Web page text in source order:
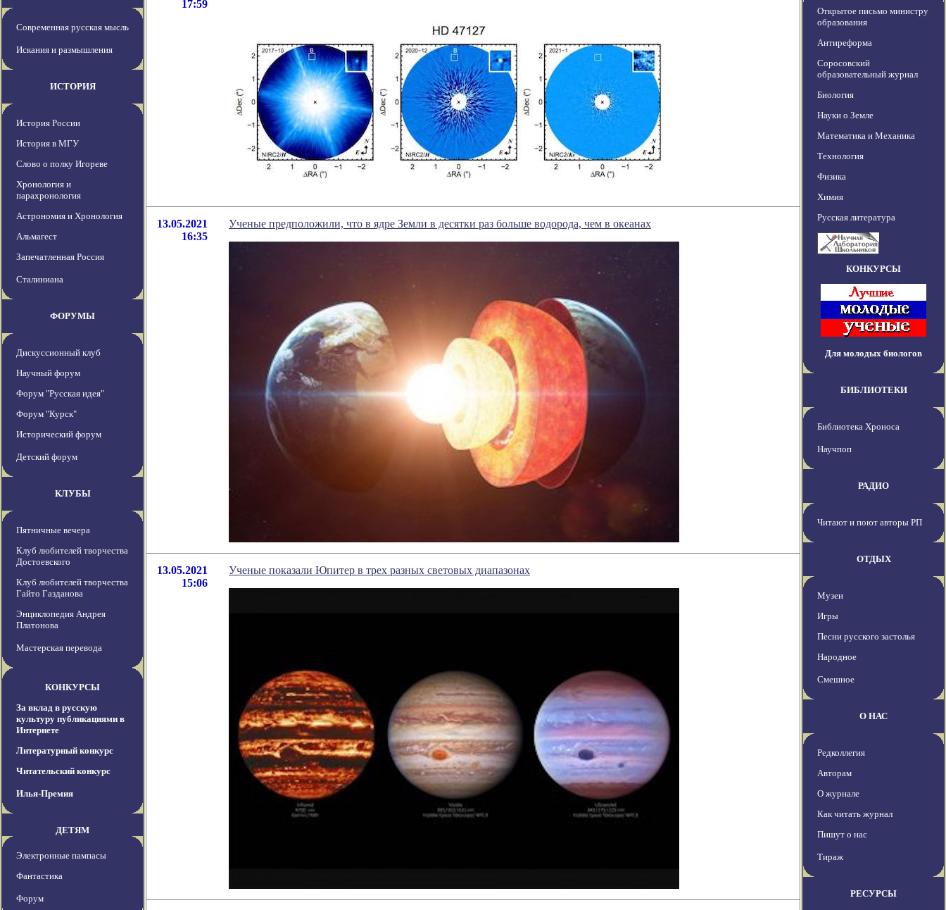
Современная русская мысль
Искания и размышления
ИСТОРИЯ
История России
История в МГУ
Слово о полку Игореве
Хронология и
парахронология
Астрономия и Хронология
Альмагест
Запечатленная Россия
Сталиниана
ФОРУМЫ
Дискуссионный клуб
Научный форум
Форум "Русская идея"
Форум "Курск"
Исторический форум
Детский форум
КЛУБЫ
Пятничные вечера
Клуб любителей творчества
Достоевского
Клуб любителей творчества
Гайто Газданова
Энциклопедия Андрея
Платонова
Мастерская перевода
КОНКУРСЫ
За вклад в русскую
культуру публикациями в
Интернете
Литературный конкурс
Читательский конкурс
Илья-Премия
ДЕТЯМ
Электронные пампасы
Фантастика
Форум
17:59
13.05.2021
16:35
Ученые предположили, что в ядре Земли в десятки раз больше водорода, чем в океанах
13.05.2021
15:06
Ученые показали Юпитер в трех разных световых диапазонах
Открытое письмо министру
образования
Антиреформа
Соросовский
образовательный журнал
Биология
Науки о Земле
Математика и Механика
Технология
Физика
Химия
Русская литература
КОНКУРСЫ
Для молодых биологов
БИБЛИОТЕКИ
Библиотека Хроноса
Научпоп
РАДИО
Читают и поют авторы РП
ОТДЫХ
Музеи
Игры
Песни русского застолья
Народное
Смешное
О НАС
Редколлегия
Авторам
О журнале
Как читать журнал
Пишут о нас
Тираж
РЕСУРСЫ